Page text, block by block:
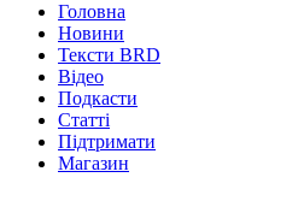
Головна
Новини
Тексти BRD
Відео
Подкасти
Статті
Підтримати
Магазин